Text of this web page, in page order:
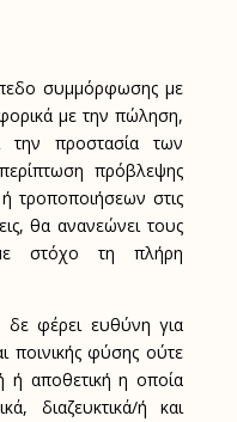
συμμόρφωσης με
με την πώληση,
την προστασία των
πρόβλεψης
τροποποιήσεων στις
θα ανανεώνει τους
στόχο τη πλήρη
δε φέρει ευθύνη για
ποινικής φύσης ούτε
ή αποθετική η οποία
διαζευκτικά/ή και